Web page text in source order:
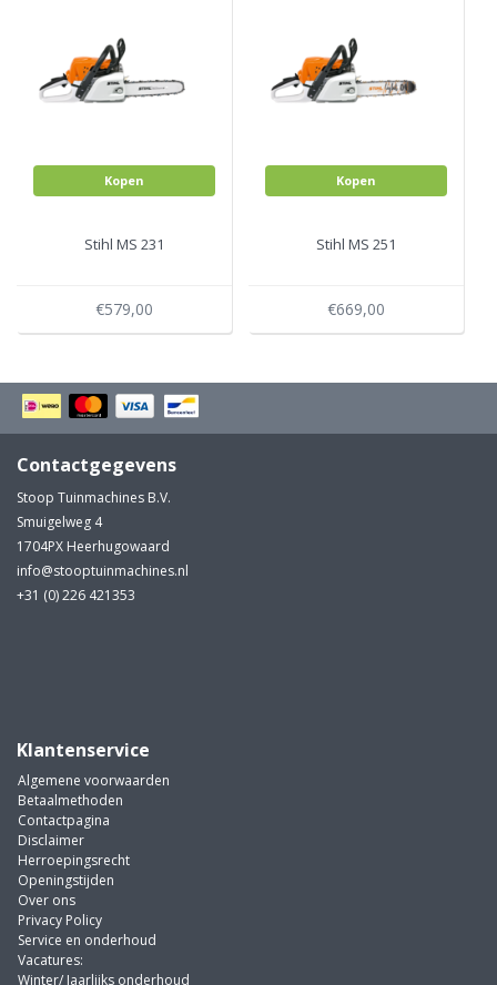
Kopen
Stihl MS 231
€579,00
Kopen
Stihl MS 251
€669,00
Contactgegevens
Stoop Tuinmachines B.V.
Smuigelweg 4
1704PX Heerhugowaard
info@stooptuinmachines.nl
+31 (0) 226 421353
Klantenservice
Algemene voorwaarden
Betaalmethoden
Contactpagina
Disclaimer
Herroepingsrecht
Openingstijden
Over ons
Privacy Policy
Service en onderhoud
Vacatures:
Winter/ Jaarlijks onderhoud